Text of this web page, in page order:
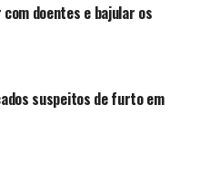
com doentes e bajular os
suspeitos de furto em